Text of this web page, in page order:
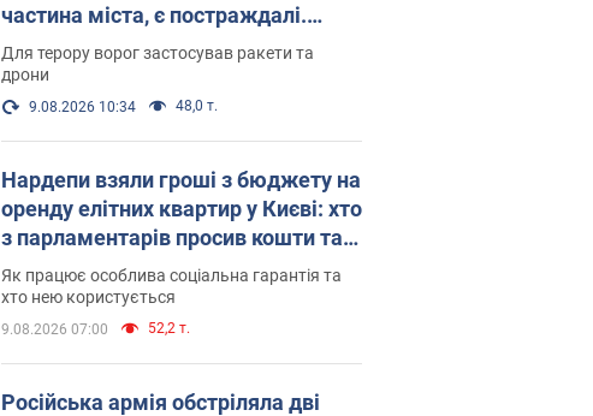
частина міста, є постраждалі.
Фото та відео
Для терору ворог застосував ракети та
дрони
9.08.2026 10:34 48,0 т.
Нардепи взяли гроші з бюджету на
оренду елітних квартир у Києві: хто
з парламентарів просив кошти та
де поселився
Як працює особлива соціальна гарантія та
хто нею користується
9.08.2026 07:00 52,2 т.
Російська армія обстріляла дві